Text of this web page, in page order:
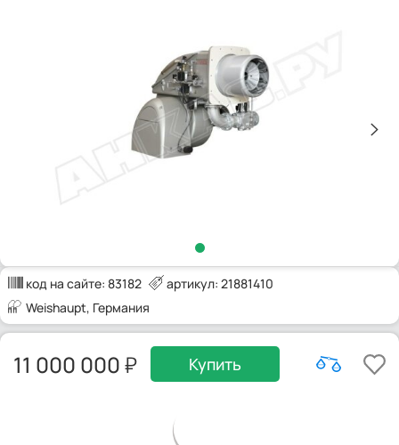
код на сайте: 83182
артикул: 21881410
Weishaupt, Германия
11 000 000 Купить